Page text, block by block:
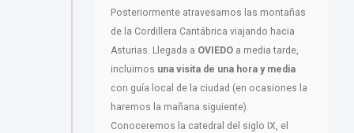
Posteriormente atravesamos las montañas
de la Cordillera Cantábrica viajando hacia
Asturias. Llegada a OVIEDO a media tarde,
incluimos una visita de una hora y media
con guía local de la ciudad (en ocasiones la
haremos la mañana siguiente).
Conoceremos la catedral del siglo IX, el